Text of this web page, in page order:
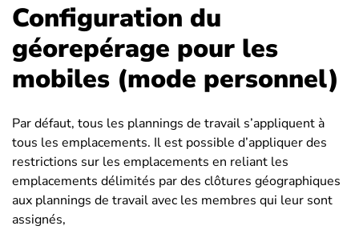
Configuration du
géorepérage pour les
mobiles (mode personnel)
Par défaut, tous les plannings de travail s’appliquent à
tous les emplacements. Il est possible d’appliquer des
restrictions sur les emplacements en reliant les
emplacements délimités par des clôtures géographiques
aux plannings de travail avec les membres qui leur sont
assignés,